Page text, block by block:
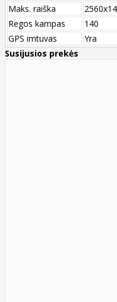
Maks. raiška
Regos kampas
140
GPS imtuvas
Yra
Susijusios prekės